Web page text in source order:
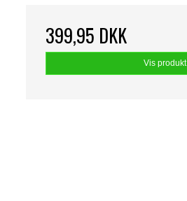
399,95 DKK
Vis produkt